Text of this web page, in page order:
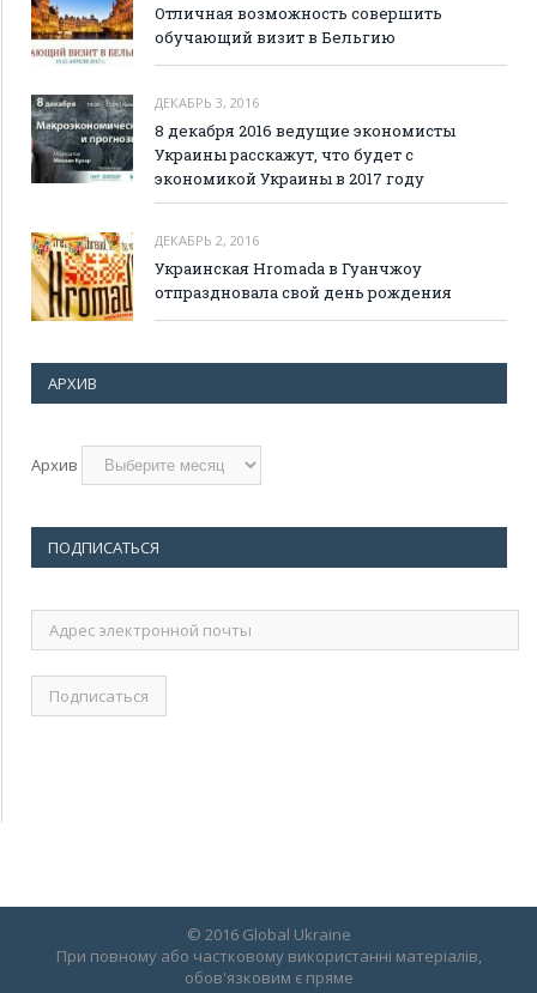
Отличная возможность совершить
обучающий визит в Бельгию
ДЕКАБРЬ 3, 2016
8 декабря 2016 ведущие экономисты
Украины расскажут, что будет с
экономикой Украины в 2017 году
ДЕКАБРЬ 2, 2016
Украинская Hromada в Гуанчжоу
отпраздновала свой день рождения
АРХИВ
Архив
ПОДПИСАТЬСЯ
Адрес
электронной
© 2016 Global Ukraine
При повному або частковому використанні матеріалів,
обов'язковим є пряме